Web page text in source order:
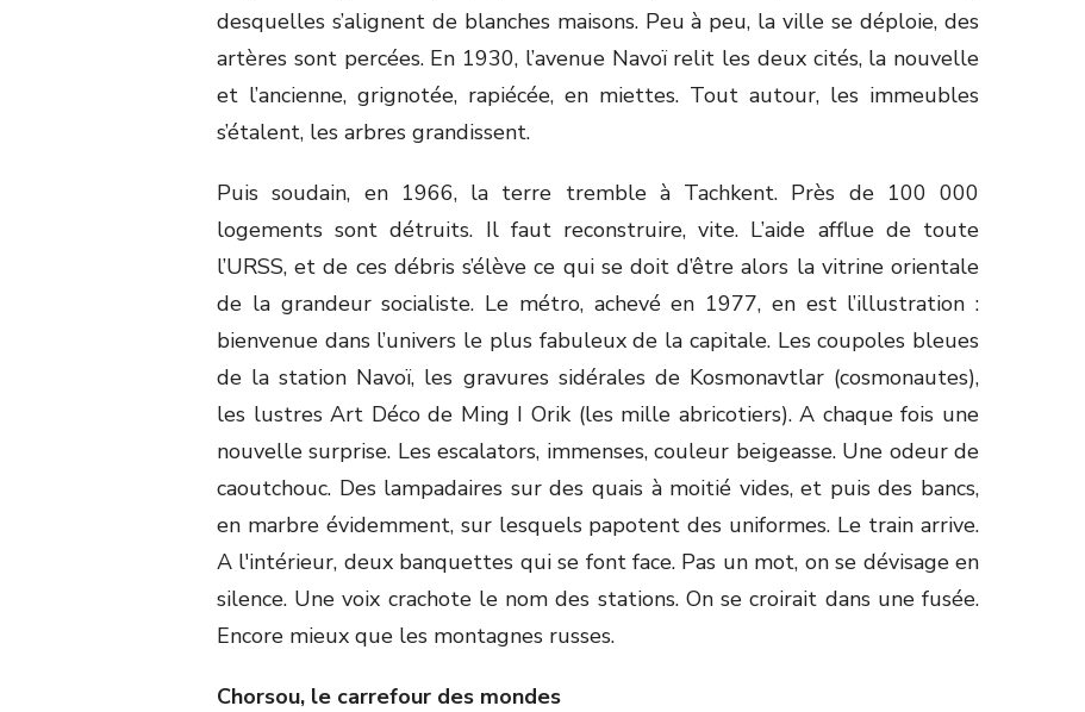
desquelles s’alignent de blanches maisons. Peu à peu, la ville se déploie, des
artères sont percées. En 1930, l’avenue Navoï relit les deux cités, la nouvelle
et l’ancienne, grignotée, rapiécée, en miettes. Tout autour, les immeubles
s’étalent, les arbres grandissent.
Puis soudain, en 1966, la terre tremble à Tachkent. Près de 100 000
logements sont détruits. Il faut reconstruire, vite. L’aide afflue de toute
l’URSS, et de ces débris s’élève ce qui se doit d’être alors la vitrine orientale
de la grandeur socialiste. Le métro, achevé en 1977, en est l’illustration :
bienvenue dans l’univers le plus fabuleux de la capitale. Les coupoles bleues
de la station Navoï, les gravures sidérales de Kosmonavtlar (cosmonautes),
les lustres Art Déco de Ming I Orik (les mille abricotiers). A chaque fois une
nouvelle surprise. Les escalators, immenses, couleur beigeasse. Une odeur de
caoutchouc. Des lampadaires sur des quais à moitié vides, et puis des bancs,
en marbre évidemment, sur lesquels papotent des uniformes. Le train arrive.
A l'intérieur, deux banquettes qui se font face. Pas un mot, on se dévisage en
silence. Une voix crachote le nom des stations. On se croirait dans une fusée.
Encore mieux que les montagnes russes.
Chorsou, le carrefour des mondes